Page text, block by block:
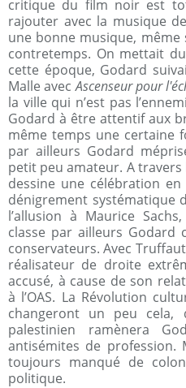
critique du film noir est
rajouter avec la musique
une bonne musique,
contretemps. On mettait
cette époque, Godard
Malle avecAscenseur pour l'
la ville qui n’est pas
Godard à être attentif aux
même temps une certaine
par ailleurs Godard
petit peu amateur. A travers
dessine une célébration
dénigrement systématique
l’allusion à Maurice
classe par ailleurs Godard
conservateurs. Avec
réalisateur de droite
accusé, à cause de son
à l’OAS. La Révolution
changeront un peu cela,
palestinien ramènera
antisémites de profession.
toujours manqué de
politique.